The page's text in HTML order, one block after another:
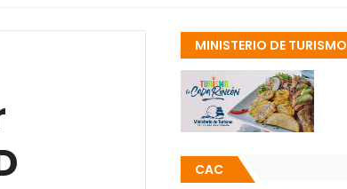
MINISTERIO DE TURISMO
CAC